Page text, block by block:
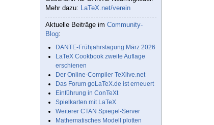
Mehr dazu: LaTeX.net/verein
Aktuelle Beiträge im Community-
Blog:
DANTE-Frühjahrstagung März 2026
LaTeX Cookbook zweite Auflage
erschienen
Der Online-Compiler TeXlive.net
Das Forum goLaTeX.de ist erneuert
Einführung in ConTeXt
Spielkarten mit LaTeX
Weiterer CTAN Spiegel-Server
Mathematisches Modell plotten